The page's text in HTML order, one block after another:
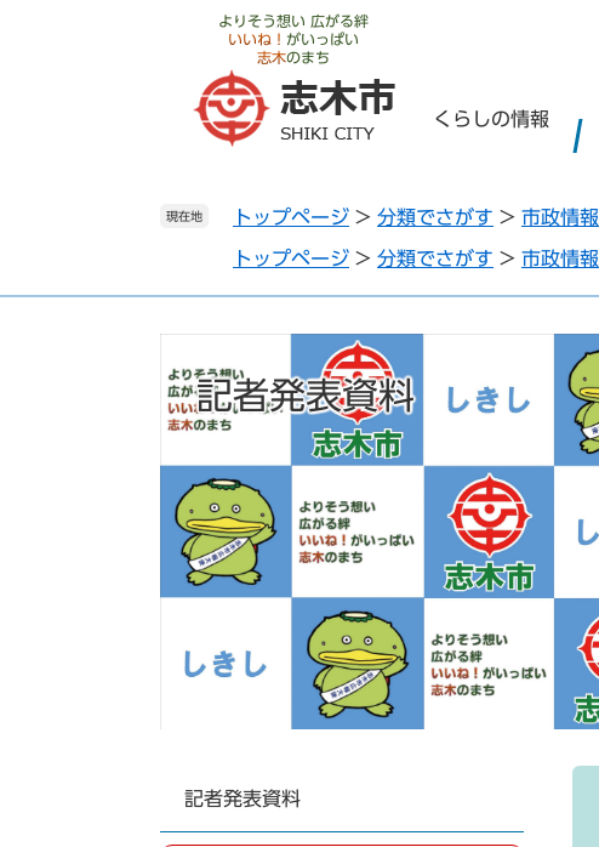
よりそう想い 広がる絆
いいね！ がいっぱい
志木のまち
くらしの情報
現在地 トップページ > 分類でさがす > 市政情報
トップページ > 分類でさがす > 市政情報
記者発表資料
記者発表資料